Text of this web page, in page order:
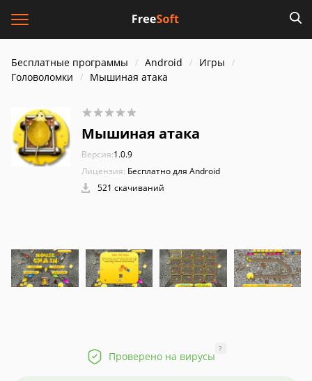
Бесплатные программы Android
Игры
Головоломки
Мышиная атака
Мышиная атака
Версия:1.0.9
Лицензия: Бесплатно для Android
521 скачиваний
Проверено на вирусы
?